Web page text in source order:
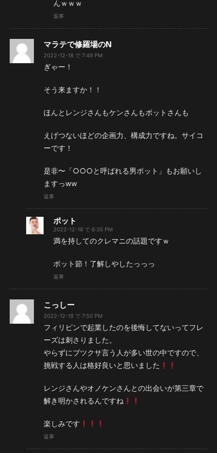
んｗｗｗ
返事
マラテで修羅場のN
2022-12-18 で 7:49 PM
ぎゃー！
そう来ますか！！
ほんとレンジさんもケンさんもポットさんも
えげつないほどの企画力、構成力ですね。サイコ
ーです！
是非〜「○○○と呼ばれる男ポット」もお願いし
ますっww
返事
ポット
2022-12-18 で 8:35 PM
満を持してのクレマニの話題ですｗ
ポット節！了解しやしたっっっ
返事
こっしー
2022-12-18 で 7:50 PM
フィリピンで起業したのを後悔してないってフレ
ーズは刺さりました。
やらずにブツクサ言う人が多い世の中ですので、
挑戦する人は格好良いと思いました
レンジさんやオノケンさんとの出会いが第三章で
解き明かされるんですね
楽しみです
返事